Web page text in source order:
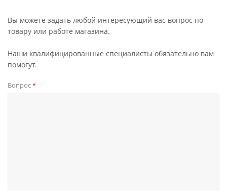
Вы можете задать любой интересующий вас вопрос по
товару или работе магазина.
Наши квалифицированные специалисты обязательно вам
помогут.
Вопрос*